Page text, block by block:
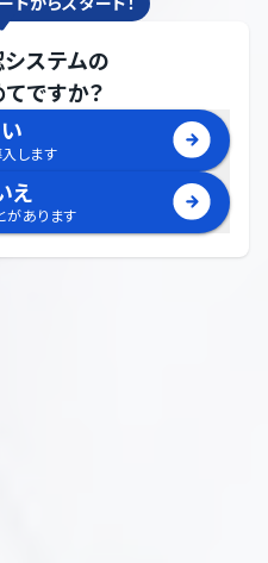
ステムの
ですか？
します
え
があります